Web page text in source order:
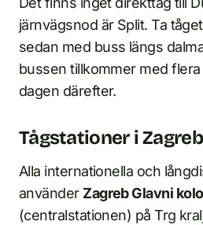
järnvägsnod är Split. Ta
sedan med buss längs
bussen tillkommer med
dagen därefter.
Tågstationer i Zagreb
Alla internationella och
använder Zagreb Glavni
(centralstationen) på Trg